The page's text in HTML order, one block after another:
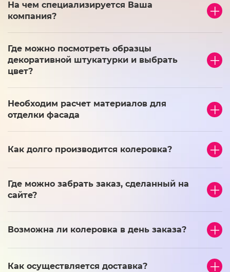
На чем специализируется Ваша
компания?
Где можно посмотреть образцы
декоративной штукатурки и выбрать
цвет?
Необходим расчет материалов для
отделки фасада
Как долго производится колеровка?
Где можно забрать заказ, сделанный на
сайте?
Возможна ли колеровка в день заказа?
Как осуществляется доставка?